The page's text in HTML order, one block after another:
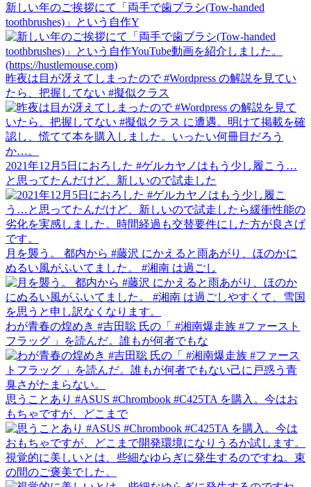
新しい年のご挨拶にて「両手で歯ブラシ(Tow-handed
toothbrushes)」という自作Y
昨夜は目が冴えてしまったので #Wordpress の解説を見てい
たら、把握してない #擬似クラス
2021年12月5日におろした #ゲルカヤノはもう少し履こう…
と思ってたんだけど、新しいので試走した
月を襲う。 都内から #藤沢 にかえると雨あがり、ほのかに
ぬるい風がふいてました。 #湘南 は過ごし
わが青春の煌めき #吉田聡 氏の「 #湘南爆走族 #ファースト
フラッグ 」を読んだ。誰もが何者でもな
思うことあり #ASUS #Chrombook #C425TA を購入。今はお
もちゃですが、どこまで
視覚的に美しいとは、些細なゆらぎに発生するのですね。束
の間のご褒美でした。